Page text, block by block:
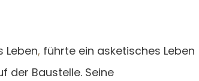
Leben, führte ein asketisches Leben
der Baustelle. Seine